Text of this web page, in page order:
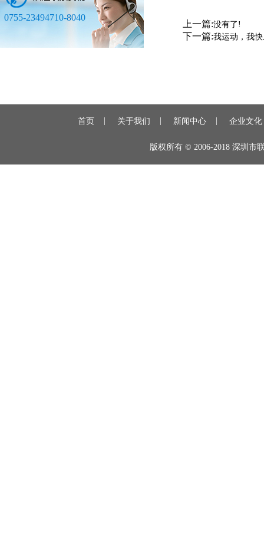
0755-23494710-8040
上一篇:没有了!
下一篇:我运动，我
首页 关于我们 新闻中心 企业文化
版权所有 © 2006-2018 深圳市